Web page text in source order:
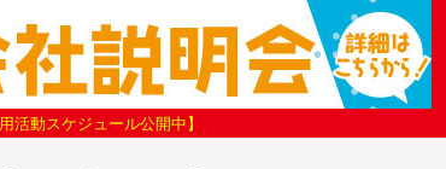
活動スケジュール公開中】